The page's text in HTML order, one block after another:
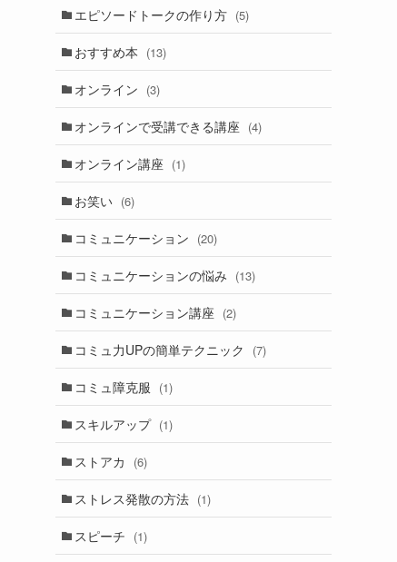
エピソードトークの作り方 (5)
おすすめ本 (13)
オンライン (3)
オンラインで受講できる講座 (4)
オンライン講座 (1)
お笑い (6)
コミュニケーション (20)
コミュニケーションの悩み (13)
コミュニケーション講座 (2)
コミュ力UPの簡単テクニック (7)
コミュ障克服 (1)
スキルアップ (1)
ストアカ (6)
ストレス発散の方法 (1)
スピーチ (1)